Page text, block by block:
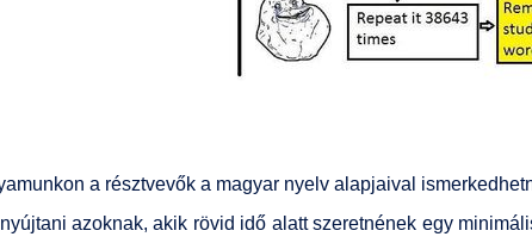
a résztvevők a magyar nyelv alapjaival
azoknak, akik rövid idő alatt szeretnének egy